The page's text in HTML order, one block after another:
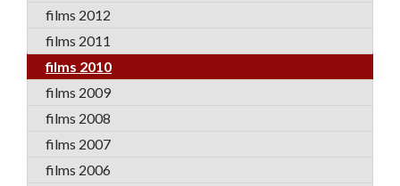
films 2012
films 2011
films 2010
films 2009
films 2008
films 2007
films 2006